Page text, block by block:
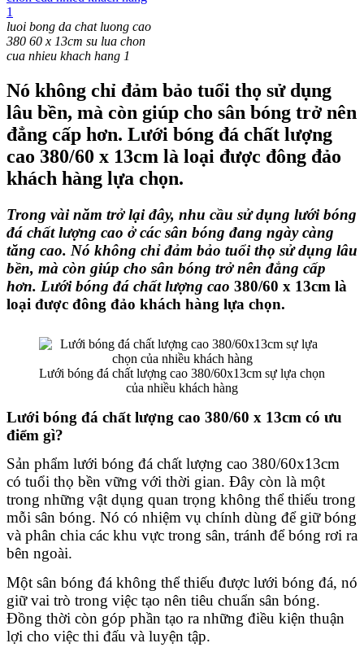
luoi bong da chat luong cao
380 60 x 13cm su lua chon
cua nhieu khach hang 1
Nó không chỉ đảm bảo tuổi thọ sử dụng
lâu bền, mà còn giúp cho sân bóng trở nên
đẳng cấp hơn. Lưới bóng đá chất lượng
cao 380/60 x 13cm là loại được đông đảo
khách hàng lựa chọn.
Trong vài năm trở lại đây, nhu cầu sử dụng lưới bóng
đá chất lượng cao ở các sân bóng đang ngày càng
tăng cao. Nó không chỉ đảm bảo tuổi thọ sử dụng lâu
bền, mà còn giúp cho sân bóng trở nên đẳng cấp
hơn. Lưới bóng đá chất lượng cao 380/60 x 13cm là
loại được đông đảo khách hàng lựa chọn.
Lưới bóng đá chất lượng cao 380/60x13cm sự lựa chọn
của nhiều khách hàng
Lưới bóng đá chất lượng cao 380/60 x 13cm có ưu
điểm gì?
Sản phẩm lưới bóng đá chất lượng cao 380/60x13cm
có tuổi thọ bền vững với thời gian. Đây còn là một
trong những vật dụng quan trọng không thể thiếu trong
mỗi sân bóng. Nó có nhiệm vụ chính dùng để giữ bóng
và phân chia các khu vực trong sân, tránh để bóng rơi ra
bên ngoài.
Một sân bóng đá không thể thiếu được lưới bóng đá, nó
giữ vai trò trong việc tạo nên tiêu chuẩn sân bóng.
Đồng thời còn góp phần tạo ra những điều kiện thuận
lợi cho việc thi đấu và luyện tập.